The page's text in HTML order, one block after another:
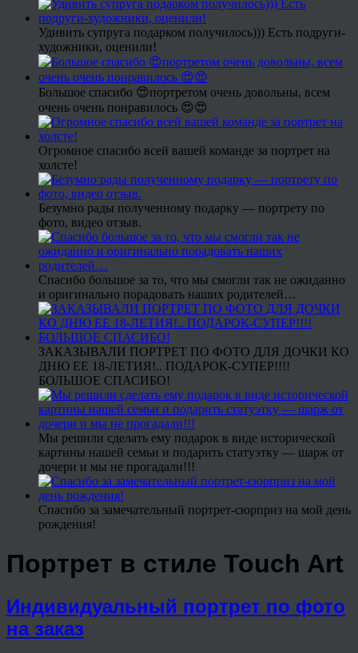
Удивить супруга подарком получилось))) Есть подруги-
художники, оценили!
Большое спасибо 😍портретом очень довольны, всем
очень очень понравилось 😍😍
Огромное спасибо всей вашей команде за портрет на
холсте!
Безумно рады полученному подарку — портрету по
фото, видео отзыв.
Спасибо большое за то, что мы смогли так не ожиданно
и оригинально порадовать наших родителей…
ЗАКАЗЫВАЛИ ПОРТРЕТ ПО ФОТО ДЛЯ ДОЧКИ КО
ДНЮ ЕЕ 18-ЛЕТИЯ!.. ПОДАРОК-СУПЕР!!!!
БОЛЬШОЕ СПАСИБО!
Мы решили сделать ему подарок в виде исторической
картины нашей семьи и подарить статуэтку — шарж от
дочери и мы не прогадали!!!
Спасибо за замечательный портрет-сюрприз на мой день
рождения!
Портрет в стиле Touch Art
Индивидуальный портрет по фото
на заказ